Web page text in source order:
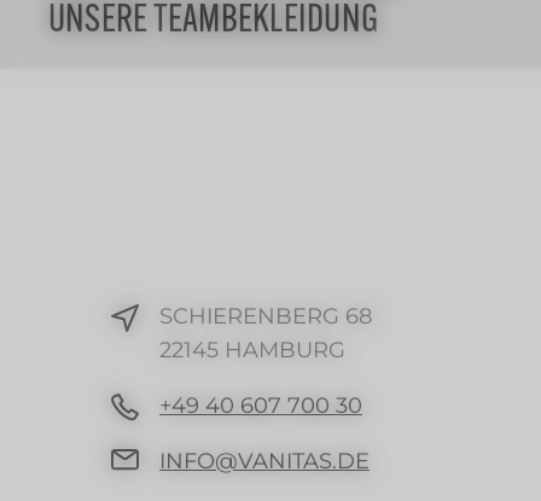
UNSERE TEAMBEKLEIDUNG
SCHIERENBERG 68
22145 HAMBURG
+49 40 607 700 30
INFO@VANITAS.DE